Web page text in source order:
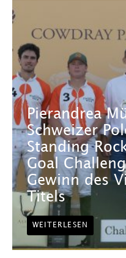
Pierandrea
Schweizer
Standing
Goal
Gewinn des
Titels
WEITERLESEN